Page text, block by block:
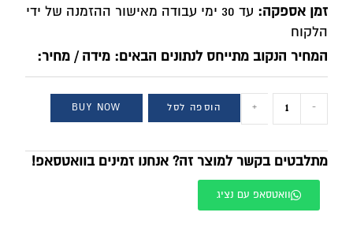
זמן אספקה:
עד 30 ימי עבודה מאישור ההזמנה של ידי
הלקוח
המחיר הנקוב מתייחס לנתונים הבאים: מידה / מחיר:
-
+ הוספה לסל BUY NOW
מתלבטים בקשר למוצר זה? אנחנו זמינים בוואטסאפ!
וואטסאפ עם נציג